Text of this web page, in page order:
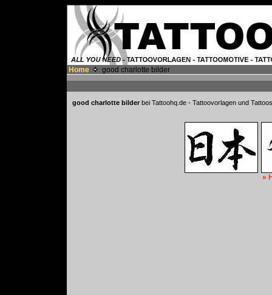
Home good charlotte bilder
good charlotte bilder bei Tattoohq.de - Tattoovorlagen und
»